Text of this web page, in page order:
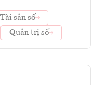
Tài sản số
Quản trị số